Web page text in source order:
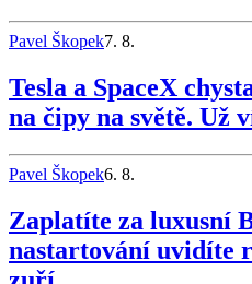
Pavel Škopek7. 8.
Tesla a SpaceX
na čipy na světě. Už
Pavel Škopek6. 8.
Zaplatíte za luxusní
nastartování uvidíte